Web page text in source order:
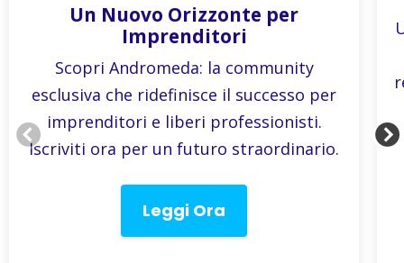
Un Nuovo Orizzonte per
Imprenditori
Scopri Andromeda: la community
esclusiva che ridefinisce il successo per
imprenditori e liberi professionisti.
Iscriviti ora per un futuro straordinario.
Leggi Ora